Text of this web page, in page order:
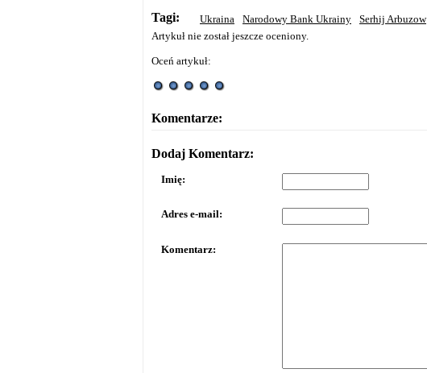
Tagi: Ukraina Narodowy Bank Ukrainy
Serhij Arbuzow
Artykuł nie został jeszcze oceniony.
Oceń artykuł:
Komentarze:
Dodaj Komentarz:
Imię:
Adres e-mail:
Komentarz: